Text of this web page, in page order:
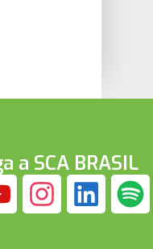
a SCA BRASIL